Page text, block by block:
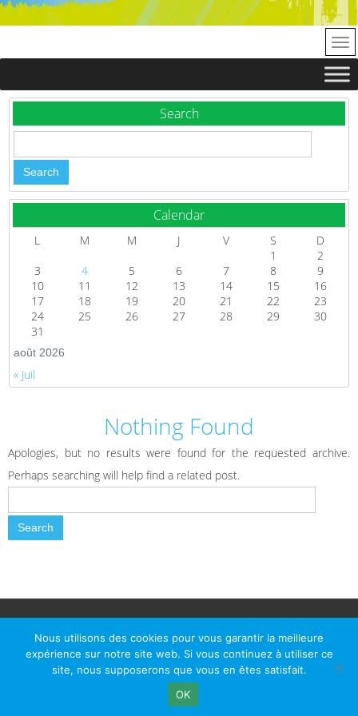
Search
Calendar
août 2026
L M M J V S
D
1
2
3
4 5 6 7 8
9
10
11 12 13 14 15
16
17
18 19 20 21 22
23
24
25 26 27 28 29
30
31
« Juil
Nothing Found
Apologies, but no results were found for the requested archive.
Perhaps searching will help find a related post.
Mairie du Passage d'Agen, BP 7, place du Général de Gaulle, 47520
Le Passage d'Agen - Téléphone: +33 5 53 77 18 77
Nous utilisons des cookies pour vous garantir la meilleure
expérience sur notre site web. Si vous continuez à utiliser ce
site, nous supposerons que vous en êtes satisfait.
OK